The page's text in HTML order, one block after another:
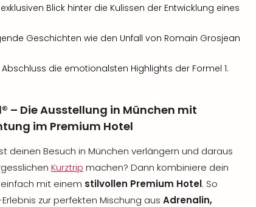
Blick hinter die Kulissen der Entwicklung eines
Geschichten wie den Unfall von Romain Grosjean
die emotionalsten Highlights der Formel 1.
– Die Ausstellung in München mit
im Premium Hotel
deinen Besuch in München verlängern und daraus
Kurztrip machen? Dann kombiniere dein
mit einem stilvollen Premium Hotel. So
Erlebnis zur perfekten Mischung aus Adrenalin,